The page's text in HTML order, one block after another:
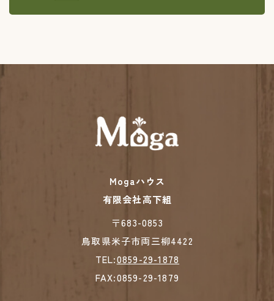
により、当社が開示の義務を負わない場合は、こ
い。
ご意見、ご質問、苦情のお申出その他利用者情報
の取扱いに関するお問い合わせは、下記の窓口ま
でお願いいたします。
個人情報取扱責任者：髙下 洋一
0859-29-1878
【2023年6月1日制定】
Mogaハウス
有限会社高下組
​​​​​​​〒683-0853
鳥取県米子市両三柳4422
TEL:0859-29-1878
FAX:0859-29-1879